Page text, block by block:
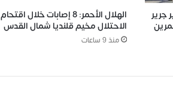
جرير
الهلال الأحمر: 8 إصابات خلال اقتحام
الاحتلال مخيم قلنديا شمال القدس
منذ 9 ساعات